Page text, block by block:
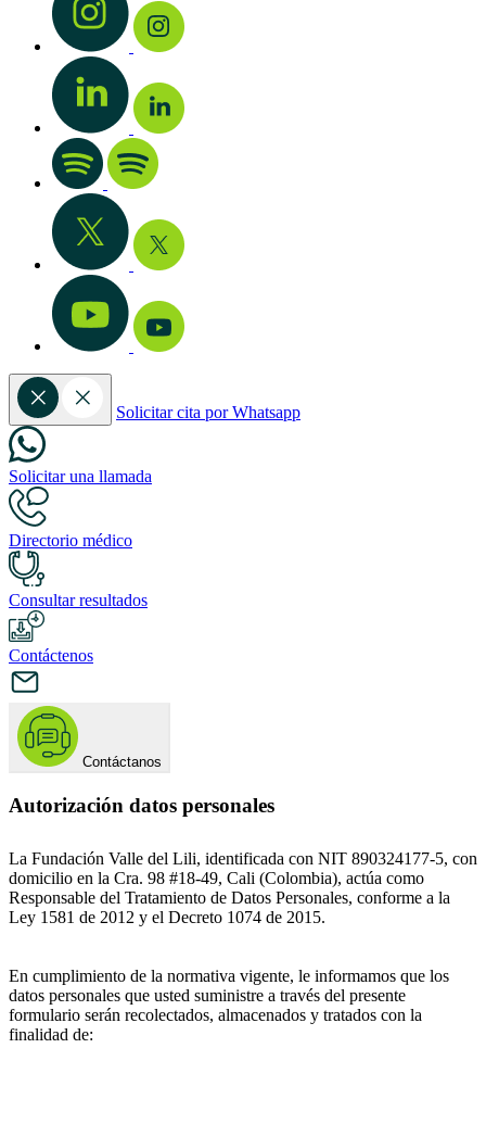
Solicitar cita por Whatsapp
Solicitar una llamada
Directorio médico
Consultar resultados
Contáctenos
Contáctanos
Autorización datos personales
La Fundación Valle del Lili, identificada con NIT 890324177-5, con
domicilio en la Cra. 98 #18-49, Cali (Colombia), actúa como
Responsable del Tratamiento de Datos Personales, conforme a la
Ley 1581 de 2012 y el Decreto 1074 de 2015.
En cumplimiento de la normativa vigente, le informamos que los
datos personales que usted suministre a través del presente
formulario serán recolectados, almacenados y tratados con la
finalidad de: